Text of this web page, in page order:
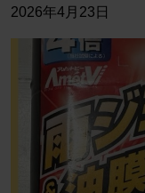
2026年4月23日